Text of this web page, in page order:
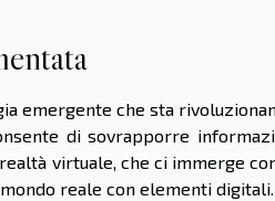
emergente che sta
di sovrapporre
virtuale, che ci immerge
reale con elementi digitali.